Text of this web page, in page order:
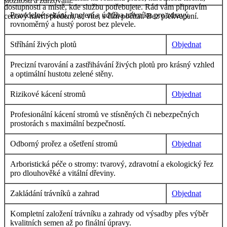
dostupnosti a místě, kde službu potřebujete. Rád vám připravím
cenový návrh předem, ať víte, s čím počítat. Bez překvapení.
Pravidelné sekání, hnojení a údržba trávníku pro zdravý,
rovnoměrný a hustý porost bez plevele.
Stříhání živých plotů Objednat
Precizní tvarování a zastřihávání živých plotů pro krásný vzhled
a optimální hustotu zelené stěny.
Rizikové kácení stromů Objednat
Profesionální kácení stromů ve stísněných či nebezpečných
prostorách s maximální bezpečností.
Odborný prořez a ošetření stromů Objednat
Arboristická péče o stromy: tvarový, zdravotní a ekologický řez
pro dlouhověké a vitální dřeviny.
Zakládání trávníků a zahrad Objednat
Kompletní založení trávníku a zahrady od výsadby přes výběr
kvalitních semen až po finální úpravy.